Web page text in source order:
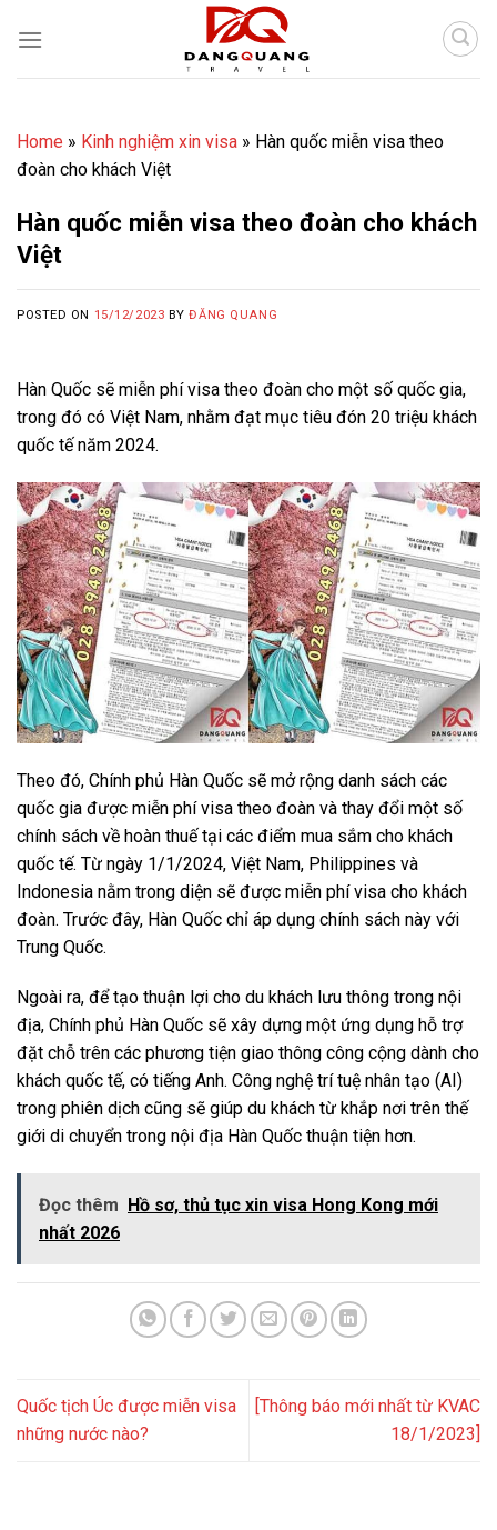
Home » Kinh nghiệm xin visa » Hàn quốc miễn visa theo
đoàn cho khách Việt
Hàn quốc miễn visa theo đoàn cho khách
Việt
POSTED ON 15/12/2023 BYĐĂNG QUANG
Hàn Quốc sẽ miễn phí visa theo đoàn cho một số quốc gia,
trong đó có Việt Nam, nhằm đạt mục tiêu đón 20 triệu khách
quốc tế năm 2024.
Theo đó, Chính phủ Hàn Quốc sẽ mở rộng danh sách các
quốc gia được miễn phí visa theo đoàn và thay đổi một số
chính sách về hoàn thuế tại các điểm mua sắm cho khách
quốc tế. Từ ngày 1/1/2024, Việt Nam, Philippines và
Indonesia nằm trong diện sẽ được miễn phí visa cho khách
đoàn. Trước đây, Hàn Quốc chỉ áp dụng chính sách này với
Trung Quốc.
Ngoài ra, để tạo thuận lợi cho du khách lưu thông trong nội
địa, Chính phủ Hàn Quốc sẽ xây dựng một ứng dụng hỗ trợ
đặt chỗ trên các phương tiện giao thông công cộng dành cho
khách quốc tế, có tiếng Anh. Công nghệ trí tuệ nhân tạo (AI)
trong phiên dịch cũng sẽ giúp du khách từ khắp nơi trên thế
giới di chuyển trong nội địa Hàn Quốc thuận tiện hơn.
Đọc thêm Hồ sơ, thủ tục xin visa Hong Kong mới
nhất 2026
Quốc tịch Úc được miễn visa
những nước nào?
[Thông báo mới nhất từ KVAC
18/1/2023]